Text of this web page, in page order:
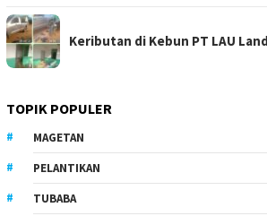
Keributan di Kebun PT LAU
TOPIK POPULER
MAGETAN
PELANTIKAN
TUBABA